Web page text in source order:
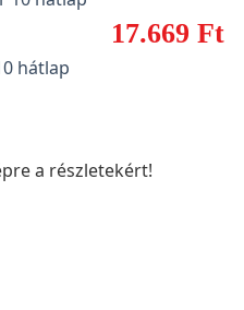
17.669 Ft
hátlap
a részletekért!